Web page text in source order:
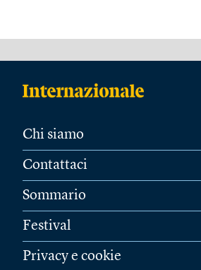
Chi siamo
Contattaci
Sommario
Festival
Privacy e cookie